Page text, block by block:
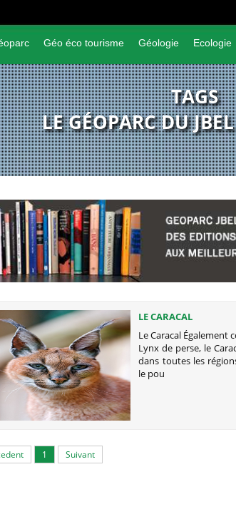
Géo éco tourisme Géologie Ecologie
TAGS
LE GÉOPARC DU
LE CARACAL
Le Caracal Également
Lynx de perse, le
dans toutes les
le pou
1 Suivant